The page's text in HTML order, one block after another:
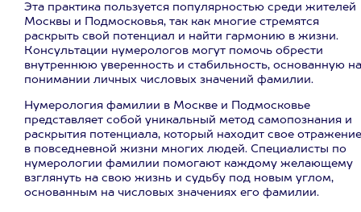
Эта практика пользуется популярностью среди жителей
Москвы и Подмосковья, так как многие стремятся
раскрыть свой потенциал и найти гармонию в жизни.
Консультации нумерологов могут помочь обрести
внутреннюю уверенность и стабильность, основанную на
понимании личных числовых значений фамилии.
Нумерология фамилии в Москве и Подмосковье
представляет собой уникальный метод самопознания и
раскрытия потенциала, который находит свое отражение
в повседневной жизни многих людей. Специалисты по
нумерологии фамилии помогают каждому желающему
взглянуть на свою жизнь и судьбу под новым углом,
основанным на числовых значениях его фамилии.